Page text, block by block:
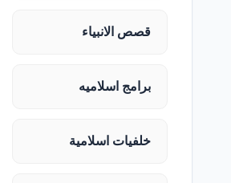
قصص الانبياء
برامج اسلاميه
خلفيات اسلامية